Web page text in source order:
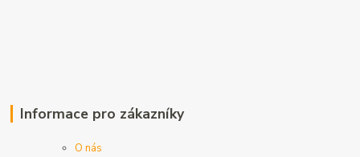
Informace pro zákazníky
O nás